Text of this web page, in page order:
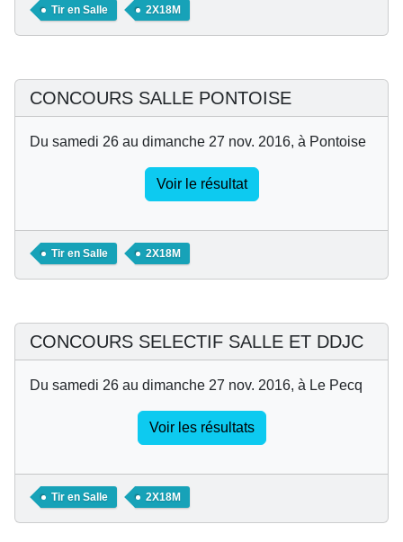
Tir en Salle 2X18M
CONCOURS SALLE PONTOISE
Du samedi 26 au dimanche 27 nov. 2016, à Pontoise
Voir le résultat
Tir en Salle 2X18M
CONCOURS SELECTIF SALLE ET DDJC
Du samedi 26 au dimanche 27 nov. 2016, à Le Pecq
Voir les résultats
Tir en Salle 2X18M